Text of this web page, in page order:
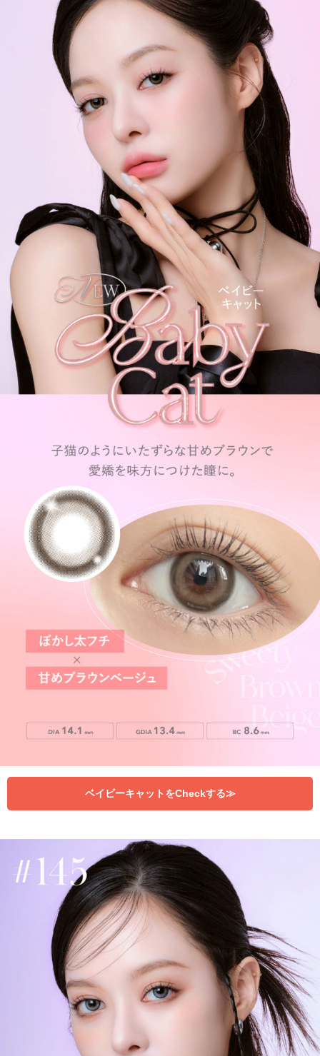
ベイビーキャットをCheckする≫